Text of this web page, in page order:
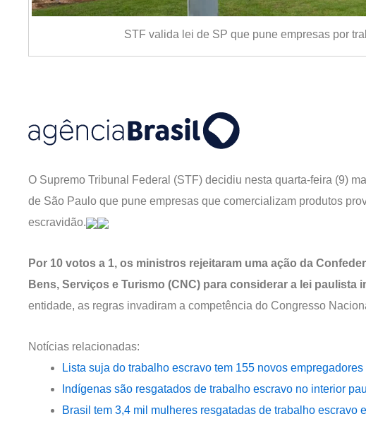
STF valida lei de SP que pune empresas por
O Supremo Tribunal Federal (STF) decidiu nesta quarta-feira (9)
de São Paulo que pune empresas que comercializam produtos
escravidão.
Por 10 votos a 1, os ministros rejeitaram uma ação da
Bens, Serviços e Turismo (CNC) para considerar a lei paulista
entidade, as regras invadiram a competência do Congresso
Notícias relacionadas:
Lista suja do trabalho escravo tem 155 novos
Indígenas são resgatados de trabalho escravo no interior
Brasil tem 3,4 mil mulheres resgatadas de trabalho escravo